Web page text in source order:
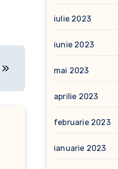
iulie 2023
iunie 2023
mai 2023
aprilie 2023
februarie 2023
ianuarie 2023